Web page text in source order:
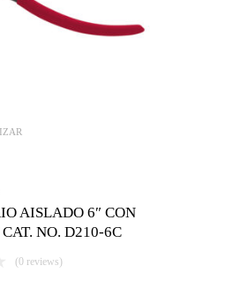
AISLADO 6″ CON
CAT. NO. D210-6C
(0 reviews)